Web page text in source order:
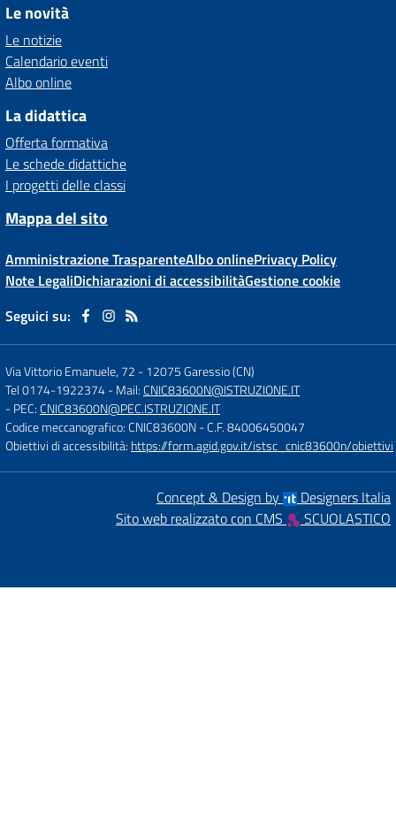
Le novità
Le notizie
Calendario eventi
Albo online
La didattica
Offerta formativa
Le schede didattiche
I progetti delle classi
Mappa del sito
Amministrazione TrasparenteAlbo onlinePrivacy Policy
Note LegaliDichiarazioni di accessibilitàGestione cookie
Seguici su:
Via Vittorio Emanuele, 72 -12075 Garessio (CN)
Tel 0174-1922374- Mail:CNIC83600N@ISTRUZIONE.IT
- PEC:CNIC83600N@PEC.ISTRUZIONE.IT
Codice meccanografico: CNIC83600N- C.F. 84006450047
Obiettivi di accessibilità: https://form.agid.gov.it/istsc_cnic83600n/obiettivi
Concept & Design by
Designers Italia
Sito web realizzato con CMS
SCUOLASTICO